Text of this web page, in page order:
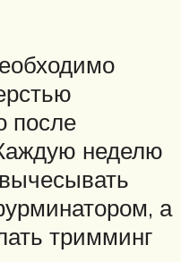
после
неделю
а
тримминг